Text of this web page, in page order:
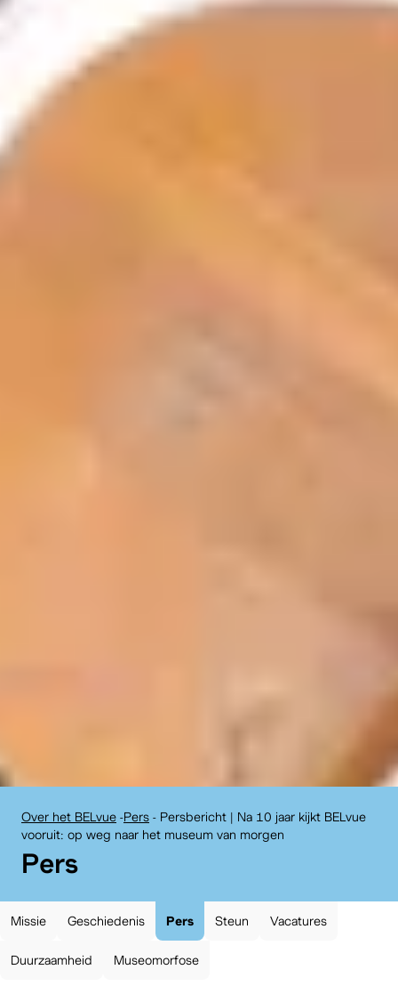
Over het BELvue -Pers - Persbericht | Na 10 jaar kijkt BELvue
vooruit: op weg naar het museum van morgen
:
Pers
Missie Geschiedenis Pers Steun Vacatures
Duurzaamheid Museomorfose